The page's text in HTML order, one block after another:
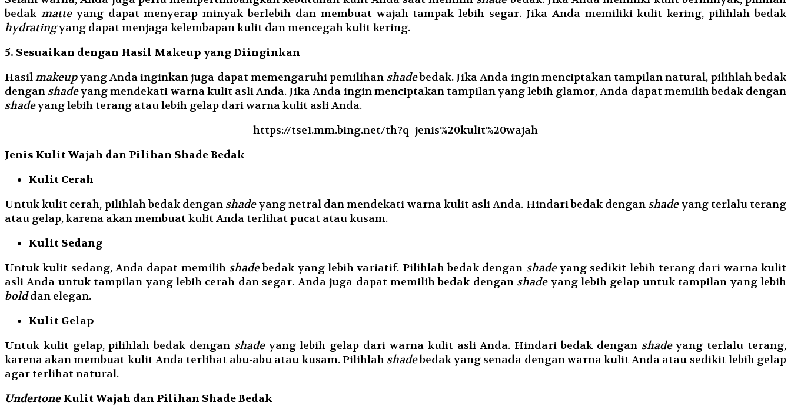
bedak matteyang dapat menyerap minyak berlebih dan membuat wajah tampak lebih segar. Jika Anda memiliki kulit kering, pilihlah bedak
hydratingyang dapat menjaga kelembapan kulit dan mencegah kulit kering.
5. Sesuaikan dengan Hasil Makeup yang Diinginkan
Hasilmakeupyang Anda inginkan juga dapat memengaruhi pemilihan shadebedak. Jika Anda ingin menciptakan tampilan natural, pilihlah bedak
dengan shadeyang mendekati warna kulit asli Anda. Jika Anda ingin menciptakan tampilan yang lebih glamor, Anda dapat memilih bedak dengan
shadeyang lebih terang atau lebih gelap dari warna kulit asli Anda.
https://tse1.mm.bing.net/th?q=jenis%20kulit%20wajah
Jenis Kulit Wajah dan Pilihan Shade Bedak
Kulit Cerah
Untuk kulit cerah, pilihlah bedak dengan shadeyang netral dan mendekati warna kulit asli Anda. Hindari bedak dengan shadeyang terlalu terang
atau gelap, karena akan membuat kulit Anda terlihat pucat atau kusam.
Kulit Sedang
Untuk kulit sedang, Anda dapat memilih shadebedak yang lebih variatif. Pilihlah bedak dengan shadeyang sedikit lebih terang dari warna kulit
asli Anda untuk tampilan yang lebih cerah dan segar. Anda juga dapat memilih bedak dengan shadeyang lebih gelap untuk tampilan yang lebih
bolddan elegan.
Kulit Gelap
Untuk kulit gelap, pilihlah bedak dengan shadeyang lebih gelap dari warna kulit asli Anda. Hindari bedak dengan shadeyang terlalu terang,
karena akan membuat kulit Anda terlihat abu-abu atau kusam. Pilihlah shadebedak yang senada dengan warna kulit Anda atau sedikit lebih gelap
agar terlihat natural.
UndertoneKulit Wajah dan Pilihan Shade Bedak